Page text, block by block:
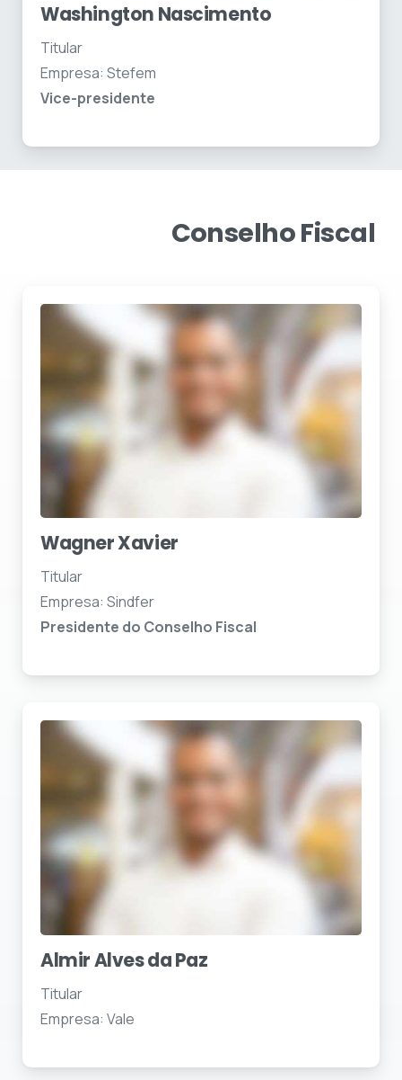
Washington Nascimento
Titular
Empresa: Stefem
Vice-presidente
ConselhoFiscal
Wagner Xavier
Titular
Empresa: Sindfer
Presidente do Conselho Fiscal
Almir Alves da Paz
Titular
Empresa: Vale